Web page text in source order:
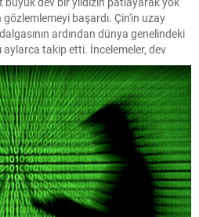
başardı. Çin'in uzay
ardından dünya genelindeki
aylarca takip etti. İncelemeler, dev
yollarla da patlayabildiğini ortaya